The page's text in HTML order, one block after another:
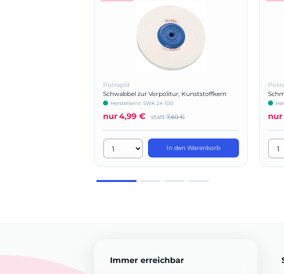
Polirapid
Schwabbel zur Vorpolitur, Kunststoffkern
Herstellernr: SWK 24 100
nur4,99 € statt 7,60 €
In den Warenkorb
nur
Immer erreichbar